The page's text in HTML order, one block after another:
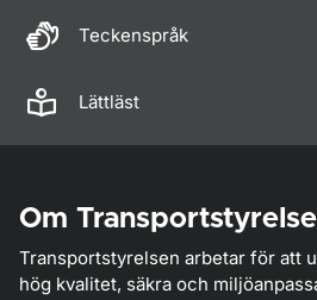
Teckenspråk
Lättläst
Om
Transportstyrelsen arbetar för att
hög kvalitet, säkra och